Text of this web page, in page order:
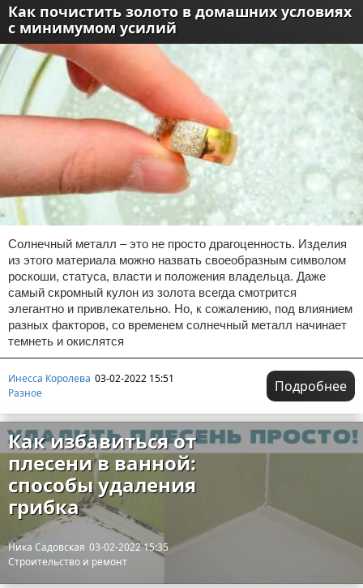
Как почистить золото в домашних условиях
с минимумом усилий
Солнечный металл – это не просто драгоценность. Изделия
из этого материала можно назвать своеобразным символом
роскоши, статуса, власти и положения владельца. Даже
самый скромный кулон из золота всегда смотрится
элегантно и привлекательно. Но, к сожалению, под влиянием
разных факторов, со временем солнечный металл начинает
темнеть и окислятся
Инесса Королева 03-02-2022 15:51
Разное
Подробнее
Как избавиться от
плесени в ванной:
способы удаления
грибка
Ника Садовская 03-02-2022 15:35
Строительство и ремонт